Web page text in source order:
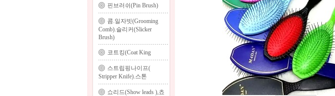
핀브러쉬(Pin Brush)
콤.일자빗(Grooming
Comb).슬리커(Slicker
Brush)
코트킹(Coat King
스트립핑나이프(
Stripper Knife).스톤
쇼리드(Show leads ),쵸